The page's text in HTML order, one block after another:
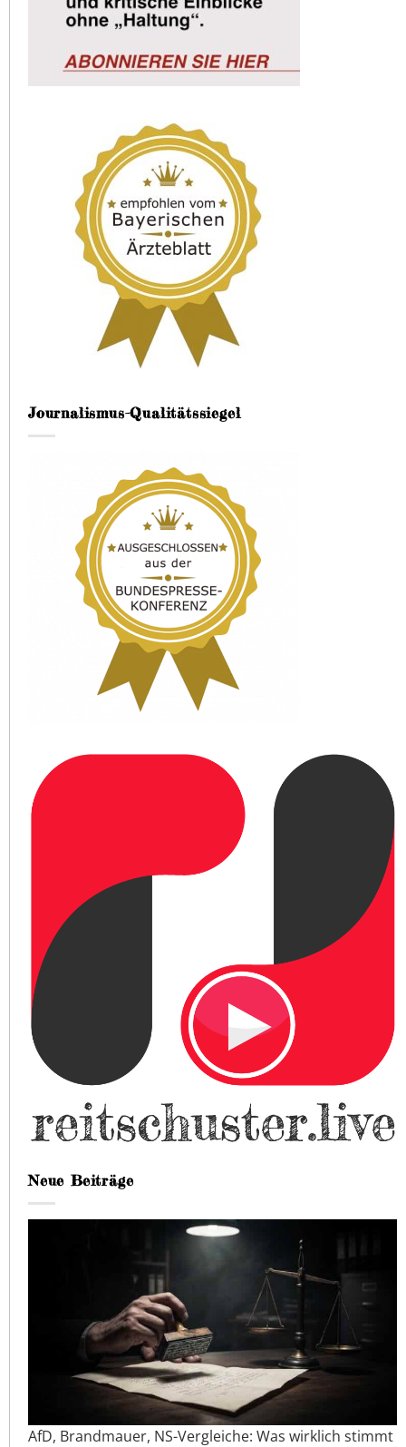
Journalismus-Qualitätssiegel
Neue Beiträge
AfD, Brandmauer, NS-Vergleiche: Was wirklich stimmt